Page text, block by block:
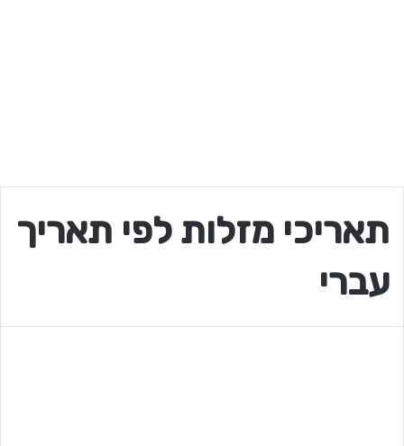
תאריכי מזלות לפי תאריך
עברי